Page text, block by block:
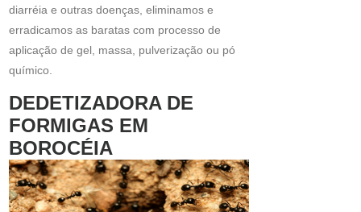
diarréia e outras doenças, eliminamos e
erradicamos as baratas com processo de
aplicação de gel, massa, pulverização ou pó
químico.
DEDETIZADORA DE
FORMIGAS EM
BOROCÉIA